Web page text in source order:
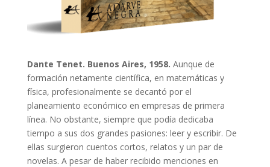
Dante Tenet. Buenos Aires, 1958. Aunque de
formación netamente científica, en matemáticas y
física, profesionalmente se decantó por el
planeamiento económico en empresas de primera
línea. No obstante, siempre que podía dedicaba
tiempo a sus dos grandes pasiones: leer y escribir. De
ellas surgieron cuentos cortos, relatos y un par de
novelas. A pesar de haber recibido menciones en